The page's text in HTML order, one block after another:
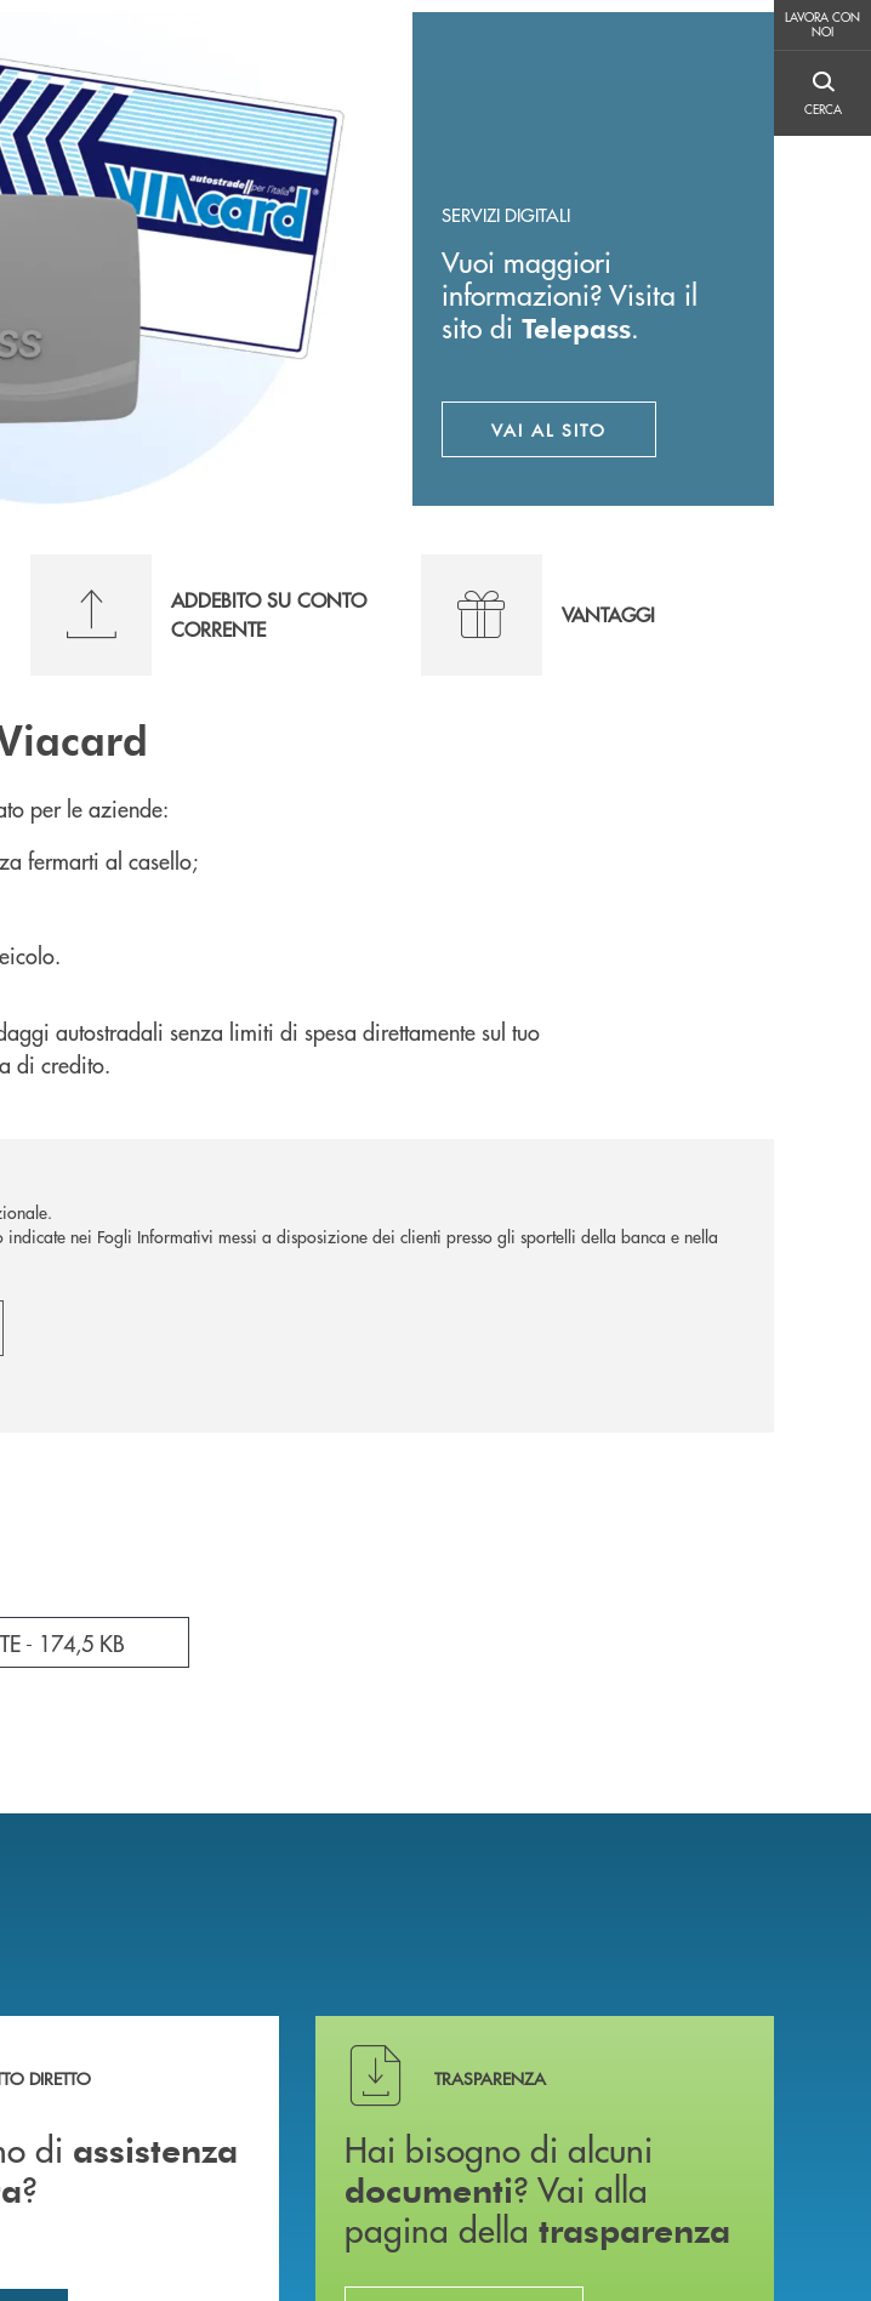
LAVORA CON
NOI
LAVORA CON NOI
CERCA
SERVIZI DIGITALI
Vuoi maggiori
informazioni? Visita il
sito di Telepass.
VAI AL SITOAPRE UNA NUOVA FINESTRA
ADDEBITO SU CONTO
CORRENTE
VANTAGGI
per le aziende:
fermarti al casello;
autostradali senza limiti di spesa direttamente sul tuo
di credito.
indicate nei Fogli Informativi messi a disposizione dei clienti presso gli sportelli della banca e nella
- 174,5 KB
immediata ?
DIRETTO
di assistenza
?
Hai bisogno di alcuni documenti ? Vai alla pagina della
TRASPARENZA
Hai bisogno di alcuni
documenti? Vai alla
pagina della trasparenza